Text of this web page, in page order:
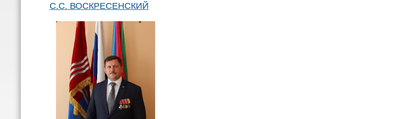
С.С. ВОСКРЕСЕНСКИЙ